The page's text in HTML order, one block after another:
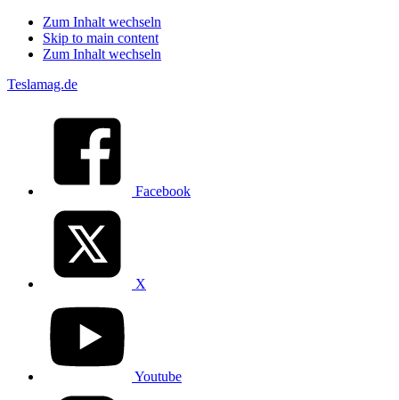
Zum Inhalt wechseln
Skip to main content
Zum Inhalt wechseln
Teslamag.de
Facebook
X
Youtube